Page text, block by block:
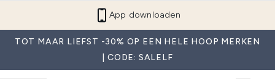
App downloaden
TOT MAAR LIEFST -30% OP EEN HELE HOOP MERKEN
| CODE: SALELF